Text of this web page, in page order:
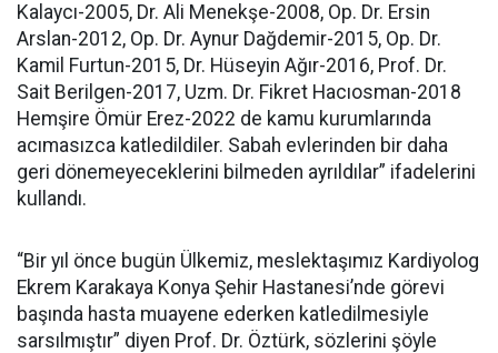
Kalaycı-2005, Dr. Ali Menekşe-2008, Op. Dr. Ersin
Arslan-2012, Op. Dr. Aynur Dağdemir-2015, Op. Dr.
Kamil Furtun-2015, Dr. Hüseyin Ağır-2016, Prof. Dr.
Sait Berilgen-2017, Uzm. Dr. Fikret Hacıosman-2018
Hemşire Ömür Erez-2022 de kamu kurumlarında
acımasızca katledildiler. Sabah evlerinden bir daha
geri dönemeyeceklerini bilmeden ayrıldılar” ifadelerini
kullandı.
“Bir yıl önce bugün Ülkemiz, meslektaşımız Kardiyolog
Ekrem Karakaya Konya Şehir Hastanesi’nde görevi
başında hasta muayene ederken katledilmesiyle
sarsılmıştır” diyen Prof. Dr. Öztürk, sözlerini şöyle